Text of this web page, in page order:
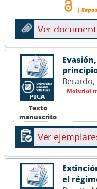
|
Ver
Texto
manuscrito
Berardo,
Material
Ver
el